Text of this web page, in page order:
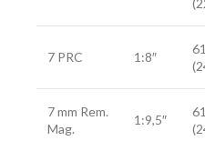
7 PRC 1:8″
7 mm Rem.
Mag.
1:9,5″